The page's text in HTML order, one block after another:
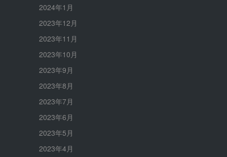
2024年1月
2023年12月
2023年11月
2023年10月
2023年9月
2023年8月
2023年7月
2023年6月
2023年5月
2023年4月